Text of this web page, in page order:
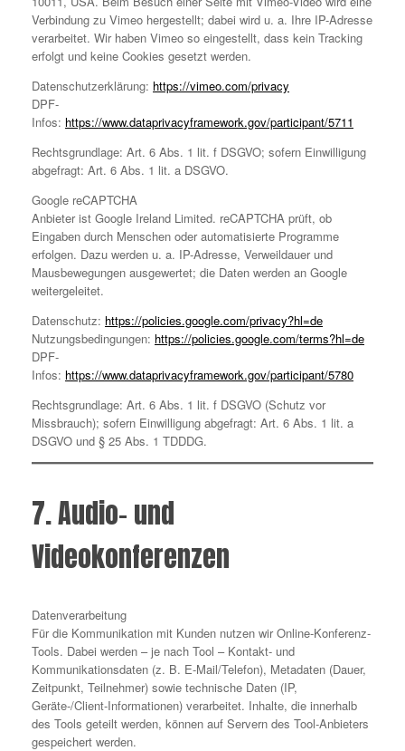
Verbindung zu Vimeo hergestellt; dabei wird u. a. Ihre IP-Adresse
verarbeitet. Wir haben Vimeo so eingestellt, dass kein Tracking
erfolgt und keine Cookies gesetzt werden.
Datenschutzerklärung: https://vimeo.com/privacy
DPF-
Infos: https://www.dataprivacyframework.gov/participant/5711
Rechtsgrundlage: Art. 6 Abs. 1 lit. f DSGVO; sofern Einwilligung
abgefragt: Art. 6 Abs. 1 lit. a DSGVO.
Google reCAPTCHA
Anbieter ist Google Ireland Limited. reCAPTCHA prüft, ob
Eingaben durch Menschen oder automatisierte Programme
erfolgen. Dazu werden u. a. IP-Adresse, Verweildauer und
Mausbewegungen ausgewertet; die Daten werden an Google
weitergeleitet.
Datenschutz: https://policies.google.com/privacy?hl=de
Nutzungsbedingungen: https://policies.google.com/terms?hl=de
DPF-
Infos: https://www.dataprivacyframework.gov/participant/5780
Rechtsgrundlage: Art. 6 Abs. 1 lit. f DSGVO (Schutz vor
Missbrauch); sofern Einwilligung abgefragt: Art. 6 Abs. 1 lit. a
DSGVO und § 25 Abs. 1 TDDDG.
7. Audio- und
Videokonferenzen
Datenverarbeitung
Für die Kommunikation mit Kunden nutzen wir Online-Konferenz-
Tools. Dabei werden – je nach Tool – Kontakt- und
Kommunikationsdaten (z. B. E-Mail/Telefon), Metadaten (Dauer,
Zeitpunkt, Teilnehmer) sowie technische Daten (IP,
Geräte-/Client-Informationen) verarbeitet. Inhalte, die innerhalb
des Tools geteilt werden, können auf Servern des Tool-Anbieters
gespeichert werden.